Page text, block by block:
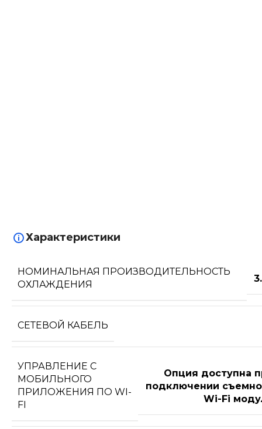
Характеристики
НОМИНАЛЬНАЯ ПРОИЗВОДИТЕЛЬНОСТЬ
ОХЛАЖДЕНИЯ
СЕТЕВОЙ КАБЕЛЬ
УПРАВЛЕНИЕ C
МОБИЛЬНОГО
ПРИЛОЖЕНИЯ ПО WI-
FI
Опция доступна
подключении
Wi-Fi